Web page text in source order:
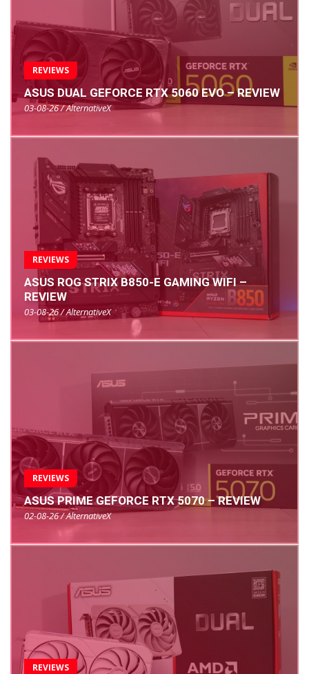
REVIEWS
ASUS DUAL GEFORCE RTX 5060 EVO – REVIEW
03-08-26 / AlternativeX
REVIEWS
ASUS ROG STRIX B850-E GAMING WIFI –
REVIEW
03-08-26 / AlternativeX
REVIEWS
ASUS PRIME GEFORCE RTX 5070 – REVIEW
02-08-26 / AlternativeX
REVIEWS